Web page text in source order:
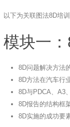
以下为关联图法8D培
模块一
8D问题解决方法
8D方法在汽车行
8D与PDCA、A3
8D报告的结构框
8D实施的成功要